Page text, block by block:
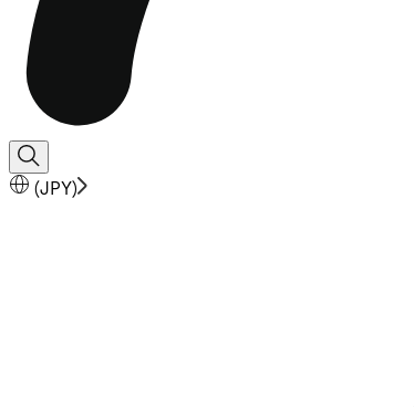
(JPY)